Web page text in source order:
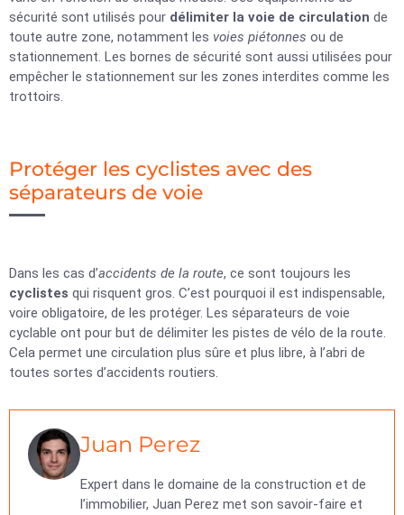
sécurité sont utilisés pour délimiter la voie de circulation de
toute autre zone, notamment les voies piétonnes ou de
stationnement. Les bornes de sécurité sont aussi utilisées pour
empêcher le stationnement sur les zones interdites comme les
trottoirs.
Protéger les cyclistes avec des
séparateurs de voie
Dans les cas d’accidents de la route, ce sont toujours les
cyclistes qui risquent gros. C’est pourquoi il est indispensable,
voire obligatoire, de les protéger. Les séparateurs de voie
cyclable ont pour but de délimiter les pistes de vélo de la route.
Cela permet une circulation plus sûre et plus libre, à l’abri de
toutes sortes d’accidents routiers.
Juan Perez
Expert dans le domaine de la construction et de
l’immobilier, Juan Perez met son savoir-faire et